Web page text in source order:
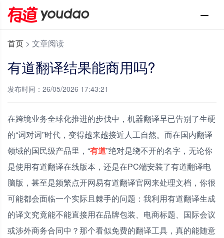
首页 > 文章阅读
有道翻译结果能商用吗?
发布时间：26/05/2026 17:43:21
在跨境业务全球化推进的步伐中，机器翻译早已告别了生硬
的“词对词”时代，变得越来越接近人工自然。而在国内翻译
领域的国民级产品里，“有道”绝对是绕不开的名字，无论你
是使用有道翻译在线版本，还是在PC端安装了有道翻译电
脑版，甚至是频繁点开网易有道翻译官网来处理文档，你很
可能都会面临一个实际且棘手的问题：我利用有道翻译生成
的译文究竟能不能直接用在品牌包装、电商标题、国际会议
或涉外商务合同中？那个看似免费的翻译工具，真的能随意